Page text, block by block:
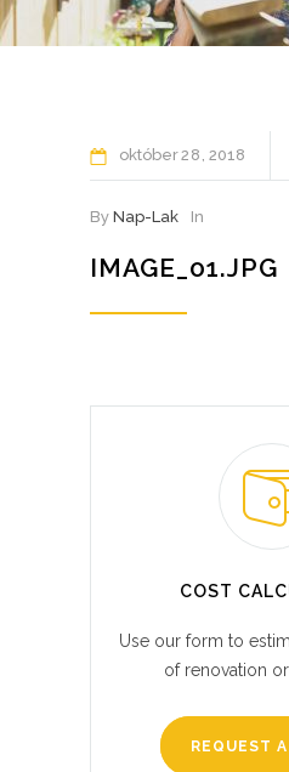
október28 2018
By Nap-Lak In
IMAGE_01.JPG
COST
Use our form to
of renovation
REQUEST